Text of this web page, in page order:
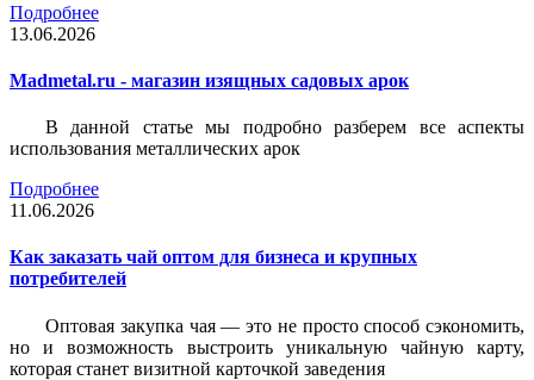
Подробнее
13.06.2026
Madmetal.ru - магазин изящных садовых арок
В данной статье мы подробно разберем все аспекты
использования металлических арок
Подробнее
11.06.2026
Как заказать чай оптом для бизнеса и крупных
потребителей
Оптовая закупка чая — это не просто способ сэкономить,
но и возможность выстроить уникальную чайную карту,
которая станет визитной карточкой заведения